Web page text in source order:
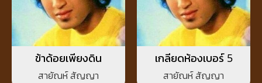
ข้าด้อยเพียงดิน
สายัณห์ สัญญา
เกลียดห้องเบอร์ 5
สายัณห์ สัญญา